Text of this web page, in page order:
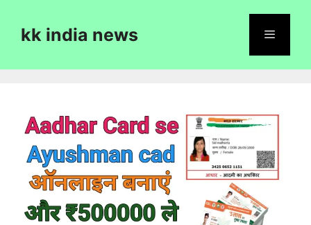
contentkk india news